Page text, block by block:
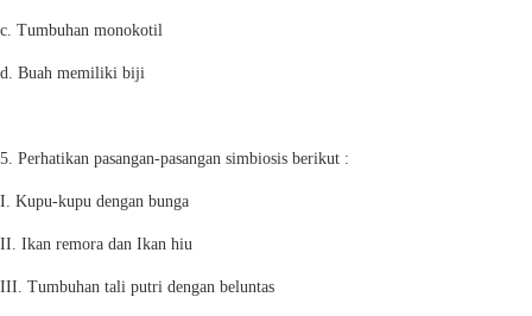
c. Tumbuhan monokotil
d. Buah memiliki biji
5. Perhatikan pasangan-pasangan simbiosis berikut :
I. Kupu-kupu dengan bunga
II. Ikan remora dan Ikan hiu
III. Tumbuhan tali putri dengan beluntas